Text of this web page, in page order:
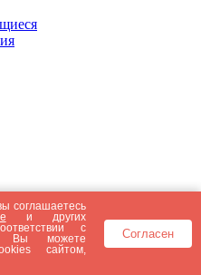
соглашаетесь
и других
с
Вы можете
сайтом,
Согласен